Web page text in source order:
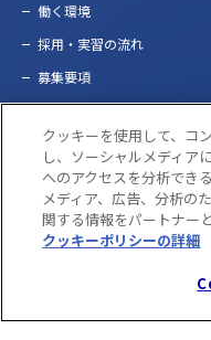
働く環境
採⽤・実習の流れ
募集要項
問い合わせ
プライバシーポリシー
クッキーを使用して、コ
し、ソーシャルメディア
へのアクセスを分析でき
メディア、広告、分析の
関する情報をパートナー
クッキーポリシーの詳細